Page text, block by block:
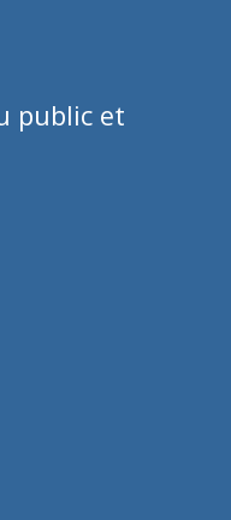
public et